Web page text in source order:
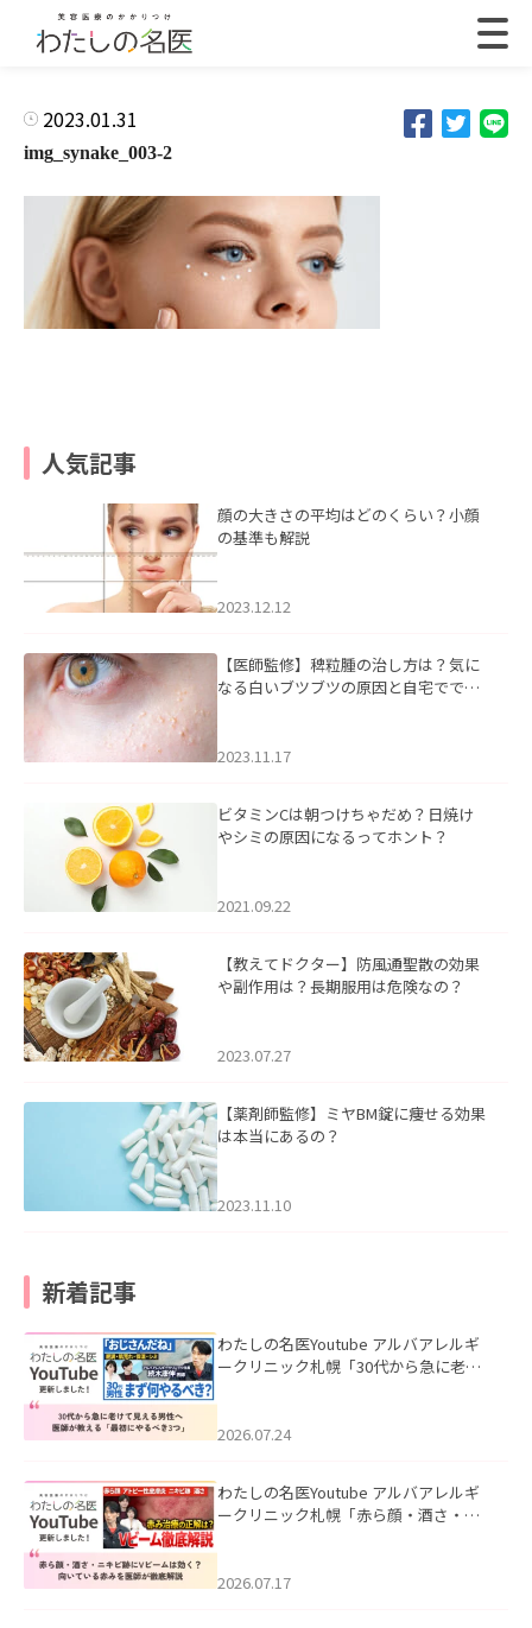
2023.01.31
img_synake_003-2
人気記事
顔の大きさの平均はどのくらい？小顔
の基準も解説
2023.12.12
【医師監修】稗粒腫の治し方は？気に
なる白いブツブツの原因と自宅ででき
2023.11.17
ビタミンCは朝つけちゃだめ？日焼け
やシミの原因になるってホント？
2021.09.22
【教えてドクター】防風通聖散の効果
や副作用は？長期服用は危険なの？
2023.07.27
【薬剤師監修】ミヤBM錠に痩せる効果
は本当にあるの？
2023.11.10
新着記事
わたしの名医Youtube アルバアレルギ
ークリニック札幌「30代から急に老け
た。
2026.07.24
わたしの名医Youtube アルバアレルギ
ークリニック札幌「赤ら顔・酒さ・ニ
した。
2026.07.17